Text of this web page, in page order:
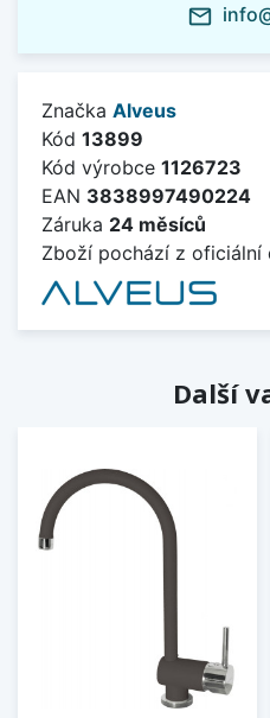
mail_outline
Značka Alveus
Kód 13899
Kód výrobce 1126723
EAN 3838997490224
Záruka 24 měsíců
Zboží pochází z oficiální
Další